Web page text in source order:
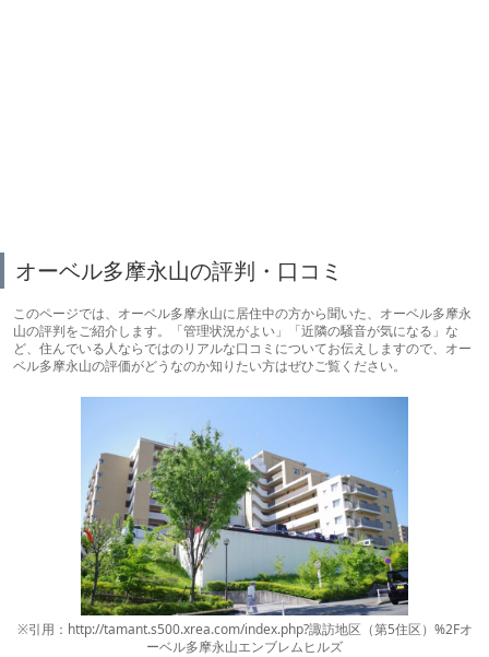
オーベル多摩永山の評判・口コミ
このページでは、オーベル多摩永山に居住中の方から聞いた、オーベル多摩永
山の評判をご紹介します。「管理状況がよい」「近隣の騒音が気になる」な
ど、住んでいる人ならではのリアルな口コミについてお伝えしますので、オー
ベル多摩永山の評価がどうなのか知りたい方はぜひご覧ください。
※引用：http://tamant.s500.xrea.com/index.php?諏訪地区（第5住区）%2Fオ
ーベル多摩永山エンブレムヒルズ